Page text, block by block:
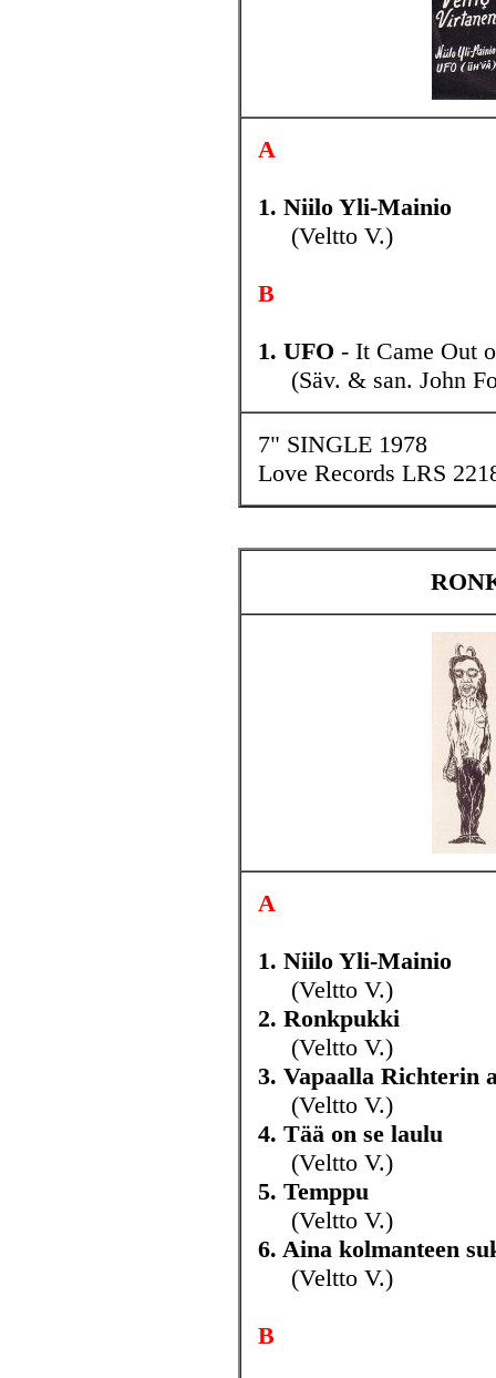
A
1. Niilo Yli-Mainio
(Veltto V.)
B
1. UFO - It Came Out
(Säv. & san. John
7" SINGLE 1978
Love Records LRS
A
1. Niilo Yli-Mainio
(Veltto V.)
2. Ronkpukki
(Veltto V.)
3. Vapaalla Richterin
(Veltto V.)
4. Tää on se laulu
(Veltto V.)
5. Temppu
(Veltto V.)
6. Aina kolmanteen
(Veltto V.)
B